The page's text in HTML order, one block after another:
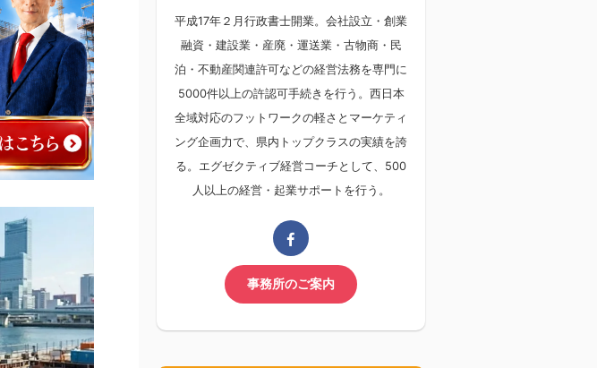
平成17年２月行政書士開業。会社設立・創業
融資・建設業・産廃・運送業・古物商・民
泊・不動産関連許可などの経営法務を専門に
5000件以上の許認可手続きを行う。西日本
全域対応のフットワークの軽さとマーケティ
ング企画力で、県内トップクラスの実績を誇
る。エグゼクティブ経営コーチとして、500
人以上の経営・起業サポートを行う。
事務所のご案内